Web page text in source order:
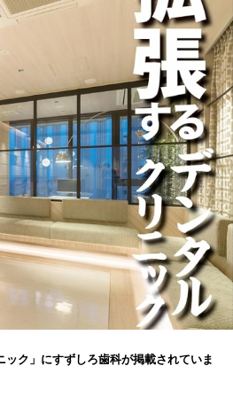
ク」にすずしろ歯科が掲載されていま